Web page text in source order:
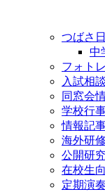
つばさ
中
フォト
入試相
同窓会
学校行
情報記
海外研
公開研
在校生
定期演